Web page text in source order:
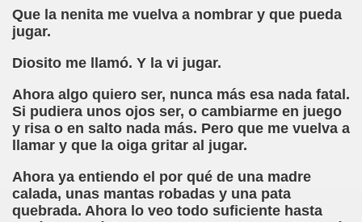
Que la nenita me vuelva a nombrar y que pueda
jugar.
Diosito me llamó. Y la vi jugar.
Ahora algo quiero ser, nunca más esa nada fatal.
Si pudiera unos ojos ser, o cambiarme en juego
y risa o en salto nada más. Pero que me vuelva a
llamar y que la oiga gritar al jugar.
Ahora ya entiendo el por qué de una madre
calada, unas mantas robadas y una pata
quebrada. Ahora lo veo todo suficiente hasta
Paz)
(Puri Águila)
las Oposiciones (Elena Rodrigo)
de la Educación Especial de la Mano de